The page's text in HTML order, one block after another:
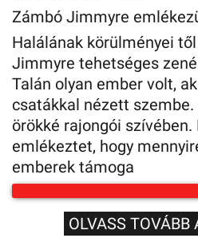
Zámbó Jimmyre
Halálának körülményei
Jimmyre tehetséges
Talán olyan ember volt,
csatákkal nézett
örökké rajongói szívében.
emlékeztet, hogy
emberek támoga
OLVASS TOVÁBB